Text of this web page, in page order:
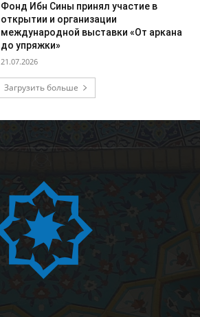
Фонд Ибн Сины принял участие в
открытии и организации
международной выставки «От аркана
до упряжки»
21.07.2026
Загрузить больше